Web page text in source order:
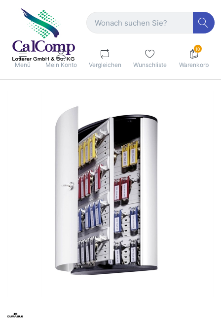
Menü Mein Konto Vergleichen Wunschliste
10
Warenkorb